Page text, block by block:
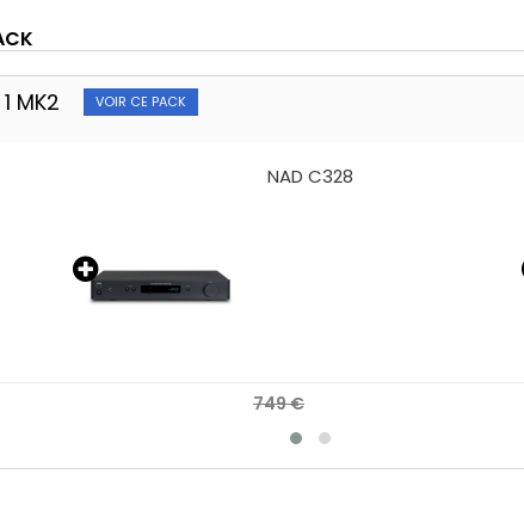
MK2 VOIR CE PACK
DALI OPTICON 1 MK2
900 €